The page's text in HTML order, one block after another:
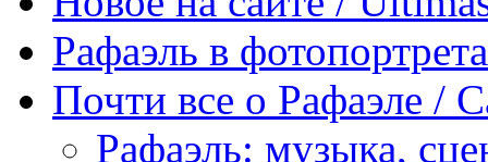
Рафаэль в
Почти все о Рафаэле /
Рафаэль: музыка,